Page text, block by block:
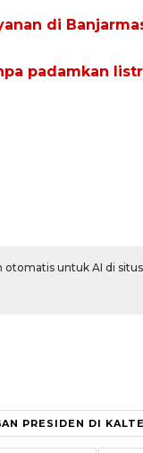
di
padamkan
untuk AI di
PRESIDEN DI